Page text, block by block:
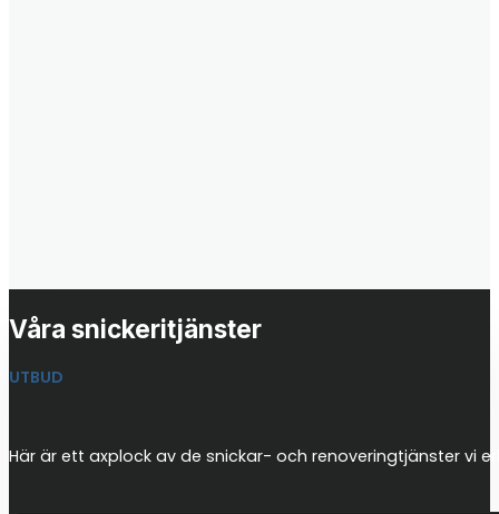
Våra snickeritjänster
UTBUD
Här är ett axplock av de snickar- och renoveringtjänster vi